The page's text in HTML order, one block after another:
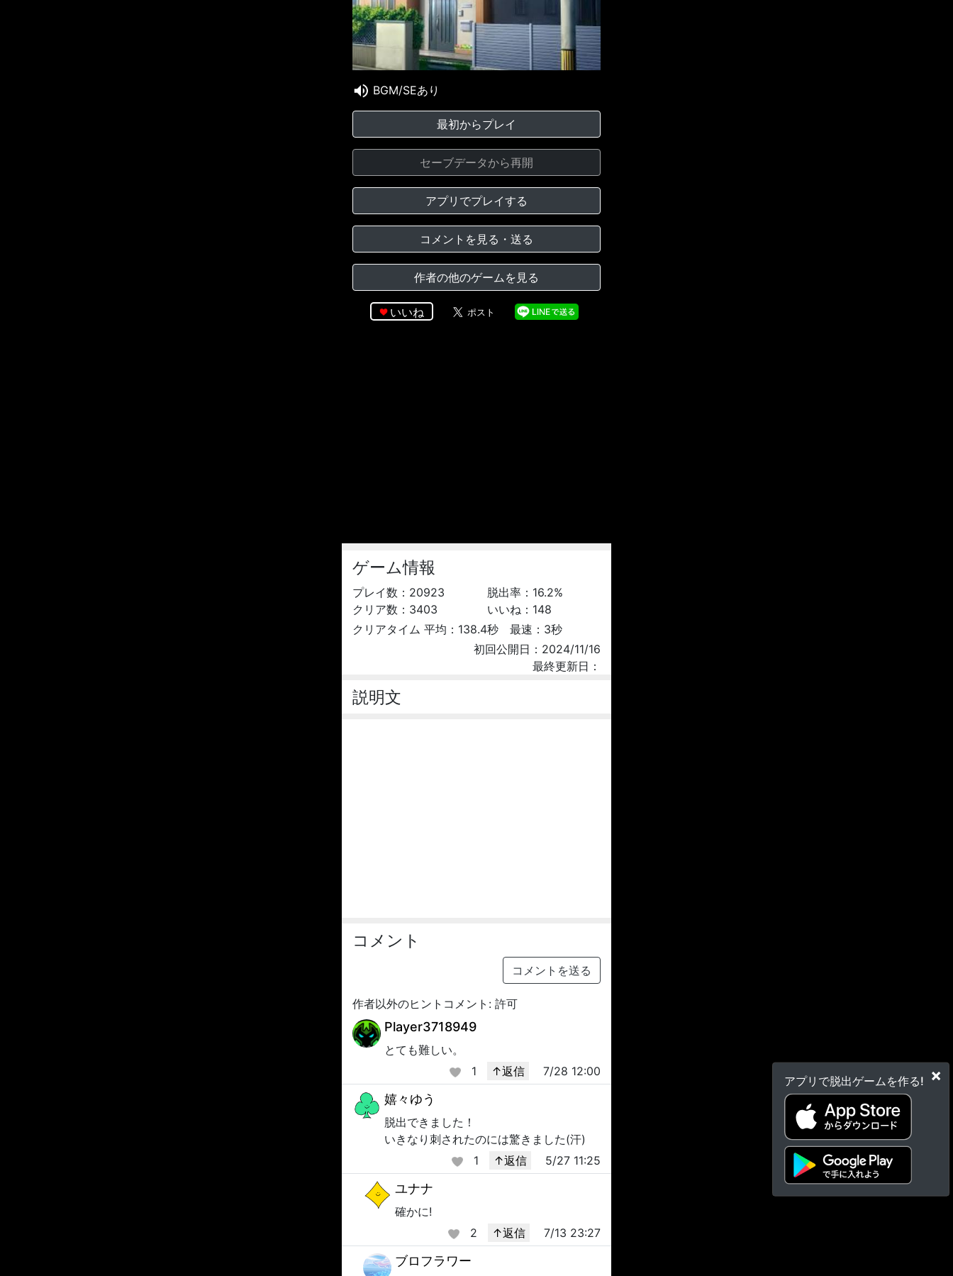
×
アプリで脱出ゲームを作る!
BGM/SEあり
最初からプレイ
セーブデータから再開
アプリでプレイする
コメントを見る・送る
作者の他のゲームを見る
いいね
ゲーム情報
プレイ数： 20923
クリア数： 3403
脱出率： 16.2%
いいね： 148
クリアタイム 平均：138.4秒 最速：3秒
初回公開日：2024/11/16
最終更新日：
説明文
コメント
コメントを送る
作者以外のヒントコメント: 許可
Player3718949
とても難しい。
1
↑返信 7/28 12:00
嬉々ゆう
脱出できました！
いきなり刺されたのには驚きました(汗)
1
↑返信 5/27 11:25
ユナナ
確かに!
2
↑返信 7/13 23:27
ブロフラワー